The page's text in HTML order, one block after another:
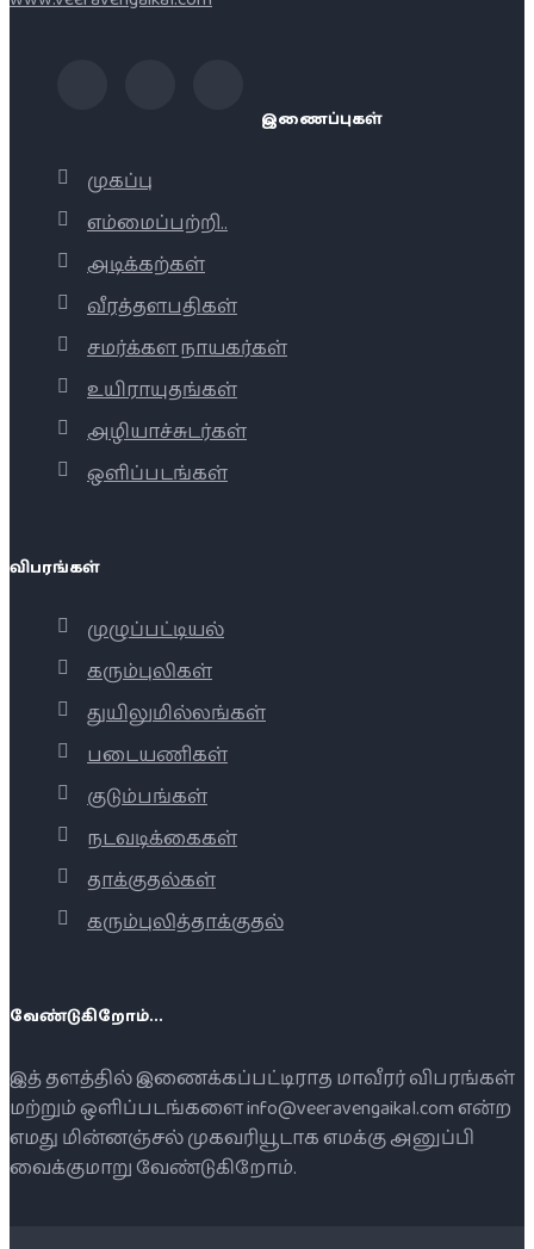
இணைப்புகள்
முகப்பு
எம்மைப்பற்றி..
அடிக்கற்கள்
வீரத்தளபதிகள்
சமர்க்கள நாயகர்கள்
உயிராயுதங்கள்
அழியாச்சுடர்கள்
ஒளிப்படங்கள்
விபரங்கள்
முழுப்பட்டியல்
கரும்புலிகள்
துயிலுமில்லங்கள்
படையணிகள்
குடும்பங்கள்
நடவடிக்கைகள்
தாக்குதல்கள்
கரும்புலித்தாக்குதல்
வேண்டுகிறோம்...
இத் தளத்தில் இணைக்கப்பட்டிராத மாவீரர் விபரங்கள்
மற்றும் ஒளிப்படங்களை info@veeravengaikal.com என்ற
எமது மின்னஞ்சல் முகவரியூடாக எமக்கு அனுப்பி
வைக்குமாறு வேண்டுகிறோம்.